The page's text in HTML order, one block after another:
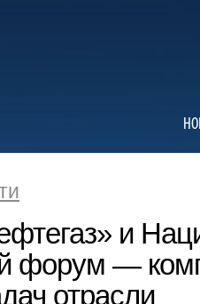
и
форум —
отрасли